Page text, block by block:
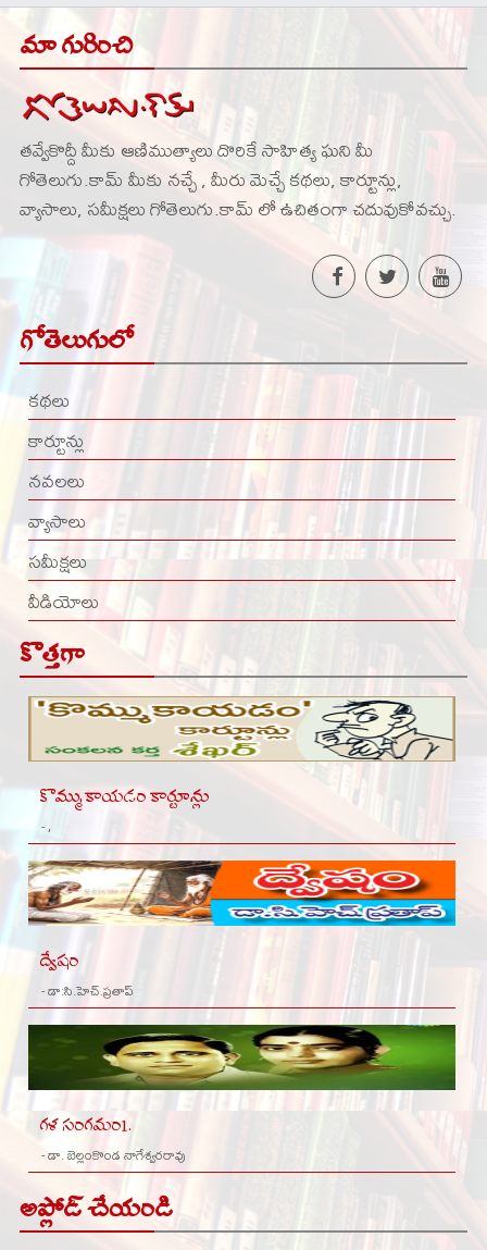
మా గురించి
తవ్వేకొద్దీ మీకు ఆణిముత్యాలు దొరికే సాహిత్య ఘని మీ
గోతెలుగు.కామ్ మీకు నచ్చే , మీరు మెచ్చే కథలు, కార్టూన్లు,
వ్యాసాలు, సమీక్షలు గోతెలుగు.కామ్ లో ఉచితంగా చదువుకోవచ్చు.
గోతెలుగులో
కథలు
కార్టూన్లు
నవలలు
వ్యాసాలు
సమీక్షలు
వీడియోలు
కొత్తగా
కొమ్ముకాయడం కార్టూన్లు
- ,
ద్వేషం
- డా:సి.హెచ్.ప్రతాప్
గళ సంగమం1.
- డా. బెల్లంకొండ నాగేశ్వరరావు
అప్లోడ్ చేయండి